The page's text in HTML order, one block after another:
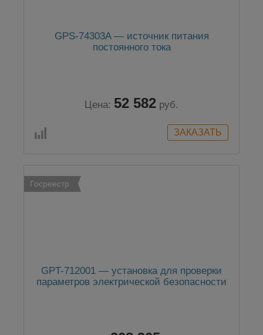
GPS-74303A — источник питания
постоянного тока
Цена: 52 582 руб.
Госреестр
GPT-712001 — установка для проверки
параметров электрической безопасности